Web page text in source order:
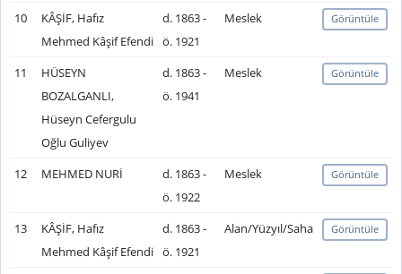
10
KÂŞİF, Hafız
Mehmed Kâşif Efendi
d. 1863 -
ö. 1921
Meslek Görüntüle
11
HÜSEYN
BOZALGANLI,
Hüseyn Cefergulu
Oğlu Guliyev
d. 1863 -
ö. 1941
Meslek Görüntüle
12 MEHMED NURİ
d. 1863 -
ö. 1922
Meslek Görüntüle
13
KÂŞİF, Hafız
Mehmed Kâşif Efendi
d. 1863 -
ö. 1921
Alan/Yüzyıl/Saha Görüntüle